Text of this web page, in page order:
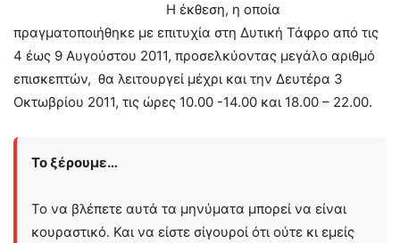
Η έκθεση, η οποία
πραγματοποιήθηκε με επιτυχία στη Δυτική Τάφρο από τις
4 έως 9 Αυγούστου 2011, προσελκύοντας μεγάλο αριθμό
επισκεπτών, θα λειτουργεί μέχρι και την Δευτέρα 3
Οκτωβρίου 2011, τις ώρες 10.00 -14.00 και 18.00 – 22.00.
Το ξέρουμε…
Το να βλέπετε αυτά τα μηνύματα μπορεί να είναι
κουραστικό. Και να είστε σίγουροί ότι ούτε κι εμείς